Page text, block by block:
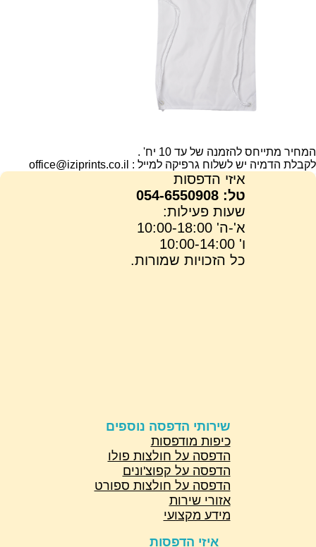
המחיר מתייחס להזמנה של עד 10 יח' .
​לקבלת הדמיה יש לשלוח גרפיקה למייל : office@iziprints.co.il
איזי הדפסות
טל: 054-6550908
שעות פעילות:
א'-ה' 10:00-18:00
ו' 10:00-14:00
כל הזכויות שמורות.
שירותי הדפסה נוספים
כיפות מודפסות
הדפסה על חולצות פולו
הדפסה על קפוצ'ונים
הדפסה על חולצות ספורט
אזורי שירות
מידע מקצועי
איזי הדפסות